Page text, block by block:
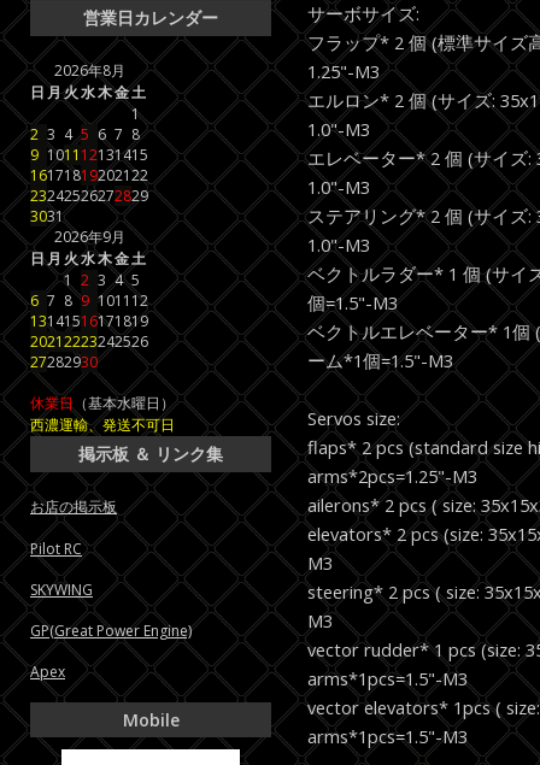
サーボサイズ:
フラップ* 2 個 (標準サイズ
1.25"-M3
エルロン* 2 個 (サイズ:
1.0"-M3
エレベーター* 2 個 (サイズ
1.0"-M3
ステアリング* 2 個 (サイズ
1.0"-M3
ベクトルラダー* 1 個 (サイ
個=1.5"-M3
ベクトルエレベーター* 1個
ーム*1個=1.5"-M3
Servos size:
flaps* 2 pcs (standard size
arms*2pcs=1.25"-M3
ailerons* 2 pcs ( size:
elevators* 2 pcs (size:
M3
steering* 2 pcs ( size:
M3
vector rudder* 1 pcs (size:
arms*1pcs=1.5"-M3
vector elevators* 1pcs (
arms*1pcs=1.5"-M3
営業日カレンダー
2026年8月
日月火水木金土
1
2 3 4 5 6 7 8
9 1011 12131415
16171819202122
23242526272829
3031
2026年9月
日月 火水木金土
1 2 3 4 5
6 7 8 9 1011 12
13141516171819
20212223242526
27282930
休業日 （基本水曜日）
西濃運輸、発送不可日
掲示板 ＆ リンク集
お店の掲示板
Pilot RC
SKYWING
GP(Great Power Engine)
Apex
Mobile